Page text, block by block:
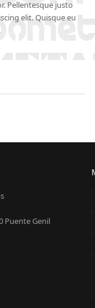
Pellentesque justo
elit. Quisque eu
Puente Genil